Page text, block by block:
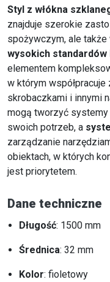
Styl z włókna
znajduje szerokie
spożywczym, ale także
wysokich standardów
elementem
w którym
skrobaczkami i innymi
mogą tworzyć
swoich potrzeb, a
zarządzanie
obiektach, w których
jest priorytetem.
Dane techniczne
Długość: 1500 mm
Średnica: 32 mm
Kolor: fioletowy